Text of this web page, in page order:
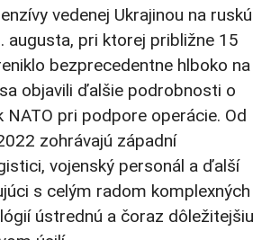
vedenej Ukrajinou na ruskú
augusta, pri ktorej približne 15
bezprecedentne hlboko na
objavili ďalšie podrobnosti o
NATO pri podpore operácie. Od
zohrávajú západní
vojenský personál a ďalší
s celým radom komplexných
ústrednú a čoraz dôležitejšiu